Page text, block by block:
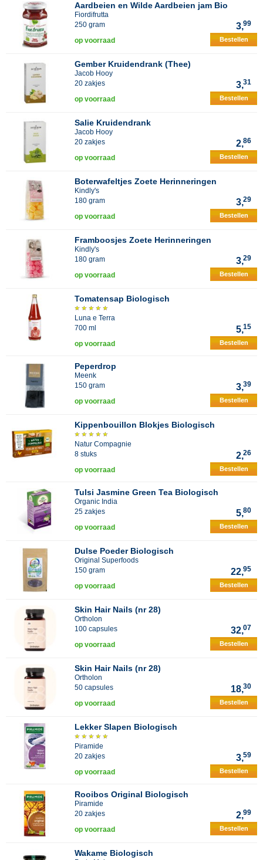
Aardbeien en Wilde Aardbeien jam Bio
Fiordifrutta
250 gram
3,99
op voorraad Bestellen
Gember Kruidendrank (Thee)
Jacob Hooy
20 zakjes
3,31
op voorraad Bestellen
Salie Kruidendrank
Jacob Hooy
20 zakjes
2,86
op voorraad Bestellen
Boterwafeltjes Zoete Herinneringen
Kindly's
180 gram
3,29
op voorraad Bestellen
Framboosjes Zoete Herinneringen
Kindly's
180 gram
3,29
op voorraad Bestellen
Tomatensap Biologisch
Luna e Terra
700 ml
5,15
op voorraad Bestellen
Peperdrop
Meenk
150 gram
3,39
op voorraad Bestellen
Kippenbouillon Blokjes Biologisch
Natur Compagnie
8 stuks
2,26
op voorraad Bestellen
Tulsi Jasmine Green Tea Biologisch
Organic India
25 zakjes
5,80
op voorraad Bestellen
Dulse Poeder Biologisch
Original Superfoods
150 gram
22,95
op voorraad Bestellen
Skin Hair Nails (nr 28)
Ortholon
100 capsules
32,07
op voorraad Bestellen
Skin Hair Nails (nr 28)
Ortholon
50 capsules
18,30
op voorraad Bestellen
Lekker Slapen Biologisch
Piramide
20 zakjes
3,59
op voorraad Bestellen
Rooibos Original Biologisch
Piramide
20 zakjes
2,99
op voorraad Bestellen
Wakame Biologisch